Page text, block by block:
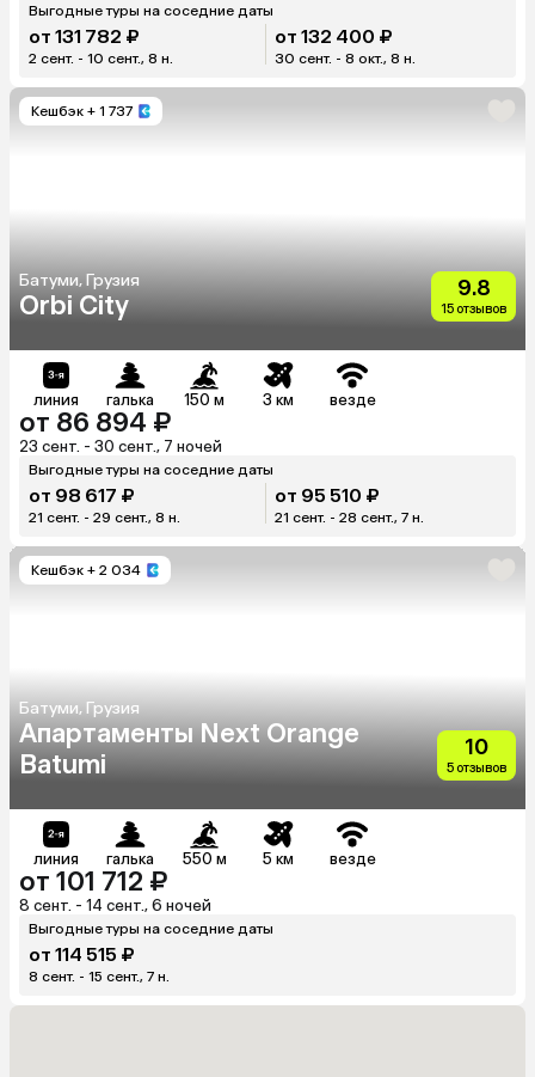
Выгодные туры на соседние даты
от 131 782 ₽
2 сент. - 10 сент., 8 н.
от 132 400 ₽
30 сент. - 8 окт., 8 н.
Кешбэк + 1 737
Батуми, Грузия
Orbi City
9.8
15 отзывов
линия галька 150 м 3 км везде
от 86 894 ₽
23 сент. - 30 сент., 7 ночей
Выгодные туры на соседние даты
от 98 617 ₽
21 сент. - 29 сент., 8 н.
от 95 510 ₽
21 сент. - 28 сент., 7 н.
Кешбэк + 2 034
Батуми, Грузия
Апартаменты Next Orange
Batumi
10
5 отзывов
линия галька 550 м 5 км везде
от 101 712 ₽
8 сент. - 14 сент., 6 ночей
Выгодные туры на соседние даты
от 114 515 ₽
8 сент. - 15 сент., 7 н.